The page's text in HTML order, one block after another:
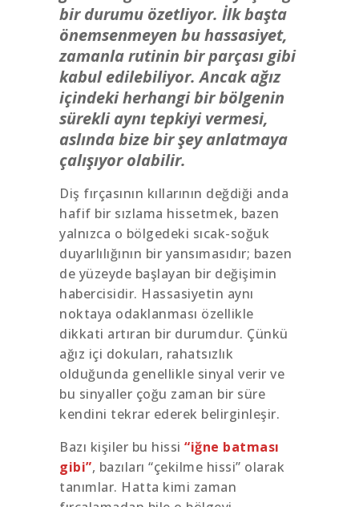
bir durumu özetliyor. İlk başta
önemsenmeyen bu hassasiyet,
zamanla rutinin bir parçası gibi
kabul edilebiliyor. Ancak ağız
içindeki herhangi bir bölgenin
sürekli aynı tepkiyi vermesi,
aslında bize bir şey anlatmaya
çalışıyor olabilir.
Diş fırçasının kıllarının değdiği anda
hafif bir sızlama hissetmek, bazen
yalnızca o bölgedeki sıcak-soğuk
duyarlılığının bir yansımasıdır; bazen
de yüzeyde başlayan bir değişimin
habercisidir. Hassasiyetin aynı
noktaya odaklanması özellikle
dikkati artıran bir durumdur. Çünkü
ağız içi dokuları, rahatsızlık
olduğunda genellikle sinyal verir ve
bu sinyaller çoğu zaman bir süre
kendini tekrar ederek belirginleşir.
Bazı kişiler bu hissi “iğne batması
gibi”, bazıları “çekilme hissi” olarak
tanımlar. Hatta kimi zaman